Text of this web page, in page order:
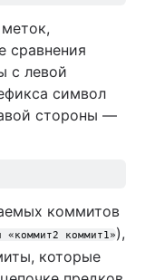
сравнения
с левой
символ
стороны —
коммитов
коммит1»),
которые